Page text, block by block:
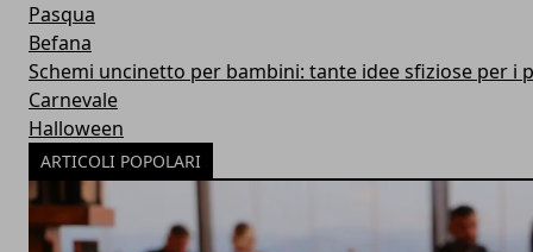
Pasqua
Befana
Schemi uncinetto per bambini: tante idee sfiziose per i
Carnevale
Halloween
ARTICOLI POPOLARI